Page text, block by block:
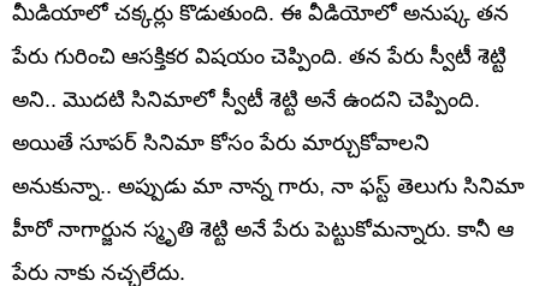
మీడియాలో చక్కర్లు కొడుతుంది. ఈ వీడియోలో అనుష్క తన
పేరు గురించి ఆసక్తికర విషయం చెప్పింది. తన పేరు స్వీటీ శెట్టి
అని.. మొదటి సినిమాలో స్వీటీ శెట్టి అనే ఉందని చెప్పింది.
అయితే సూపర్ సినిమా కోసం పేరు మార్చుకోవాలని
అనుకున్నా.. అప్పుడు మా నాన్న గారు, నా ఫస్ట్ తెలుగు సినిమా
హీరో నాగార్జున స్మృతి శెట్టి అనే పేరు పెట్టుకోమన్నారు. కానీ ఆ
పేరు నాకు నచ్చలేదు.